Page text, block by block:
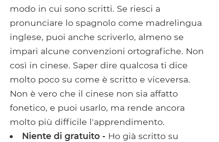
modo in cui sono scritti. Se riesci a
pronunciare lo spagnolo come madrelingua
inglese, puoi anche scriverlo, almeno se
impari alcune convenzioni ortografiche. Non
così in cinese. Saper dire qualcosa ti dice
molto poco su come è scritto e viceversa.
Non è vero che il cinese non sia affatto
fonetico, e puoi usarlo, ma rende ancora
molto più difficile l'apprendimento.
Niente di gratuito - Ho già scritto su